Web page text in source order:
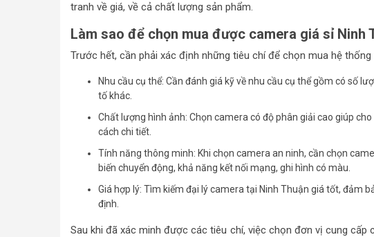
tranh về giá, về cả chất lượng sản phẩm.
Làm sao để chọn mua được camera giá sỉ Ninh
Trước hết, cần phải xác định những tiêu chí để chọn mua hệ thống
Nhu cầu cụ thể: Cần đánh giá kỹ về nhu cầu cụ thể gồm có số
tố khác.
Chất lượng hình ảnh: Chọn camera có độ phân giải cao giúp
cách chi tiết.
Tính năng thông minh: Khi chọn camera an ninh, cần chọn
biến chuyển động, khả năng kết nối mạng, ghi hình có màu.
Giá hợp lý: Tìm kiếm đại lý camera tại Ninh Thuận giá tốt, đảm
định.
Sau khi đã xác minh được các tiêu chí, việc chọn đơn vị cung